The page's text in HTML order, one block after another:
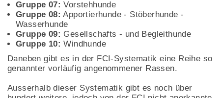
Gruppe 07: Vorstehhunde
Gruppe 08: Apportierhunde - Stöberhunde -
Wasserhunde
Gruppe 09: Gesellschafts - und Begleithunde
Gruppe 10: Windhunde
Daneben gibt es in der FCI-Systematik eine Reihe so
genannter vorläufig angenommener Rassen.
Ausserhalb dieser Systematik gibt es noch über